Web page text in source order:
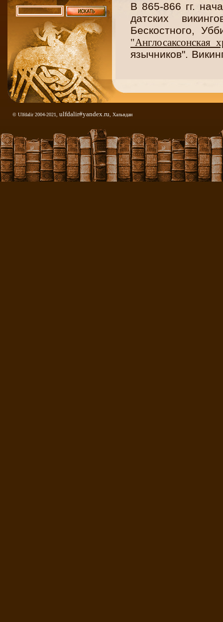
© Ulfdalir 2004-2021, ulfdalir#yandex.ru , Хальвдан
В 865-866 гг.
датских
Бескостного,
"Англосаксонская
язычников".
награбленным
перешли к делу.
оставив часть
правил Элла –
некоролевской
Нортумбрии
страной